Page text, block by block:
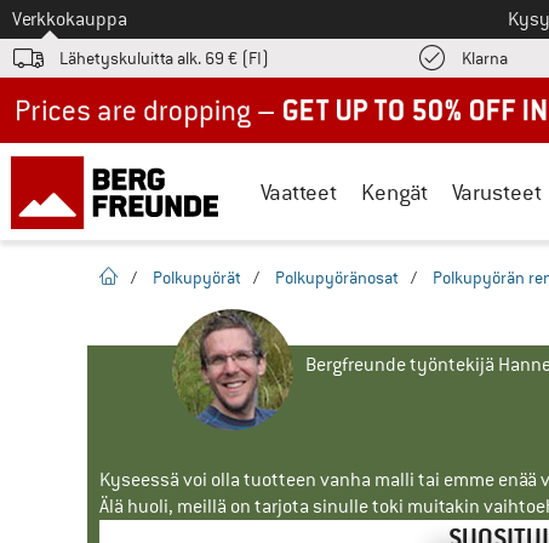
Tästä siirtyäksesi
Verkkokauppa
Lähetyskuluitta alk. 69 € (FI) Klarna
Vaatteet Kengät Varusteet
Kotisivu
/ Polkupyörät / Polkupyöränosat / Polkupyörän
Bergfreunde työntekijä
Kyseessä voi olla tuotteen vanha malli tai emme
Älä huoli, meillä on tarjota sinulle toki muitakin